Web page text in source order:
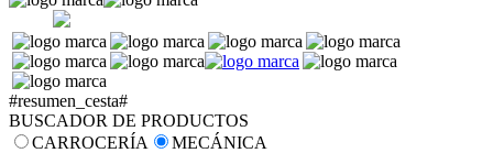
#resumen_cesta#
BUSCADOR DE PRODUCTOS
CARROCERÍA
MECÁNICA